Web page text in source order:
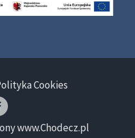
Cookies
www.Chodecz.pl